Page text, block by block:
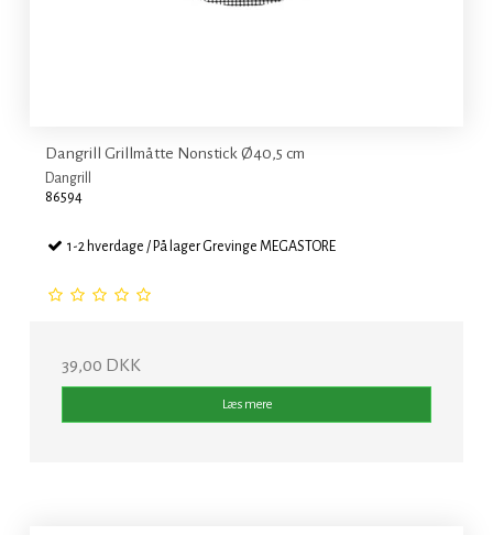
Dangrill Grillmåtte Nonstick Ø40,5 cm
Dangrill
86594
1-2 hverdage / På lager Grevinge MEGASTORE
39,00 DKK
Læs mere